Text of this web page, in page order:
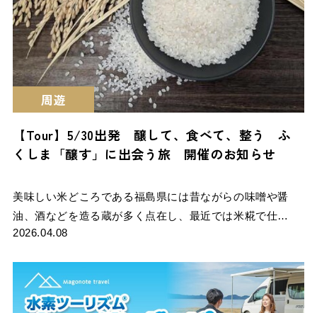
周遊
【Tour】5/30出発 醸して、食べて、整う ふ
くしま「醸す」に出会う旅 開催のお知らせ
美味しい米どころである福島県には昔ながらの味噌や醤
油、酒などを造る蔵が多く点在し、最近では米糀で仕…
2026.04.08